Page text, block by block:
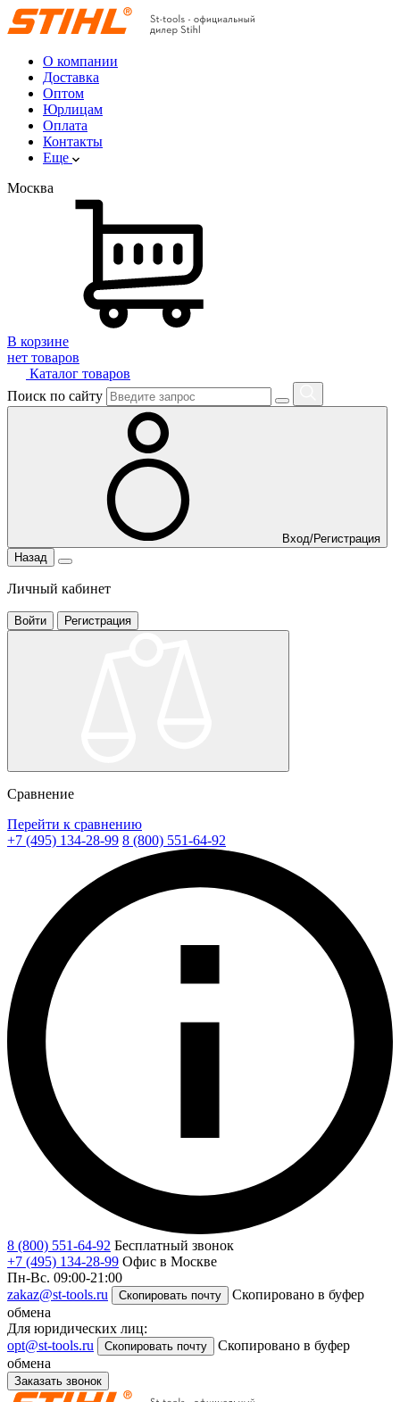
О компании
Доставка
Оптом
Юрлицам
Оплата
Контакты
Еще
Москва
В корзине
нет товаров
Каталог товаров
Поиск по сайту
Вход/Регистрация
Назад
Личный кабинет
Войти Регистрация
Сравнение
Перейти к сравнению
+7 (495) 134-28-99 8 (800) 551-64-92
8 (800) 551-64-92 Бесплатный звонок
+7 (495) 134-28-99 Офис в Москве
Пн-Вс. 09:00-21:00
zakaz@st-tools.ru
Скопировать почту
Скопировано в буфер
обмена
Для юридических лиц:
opt@st-tools.ru
Скопировать почту
Скопировано в буфер
обмена
Заказать звонок